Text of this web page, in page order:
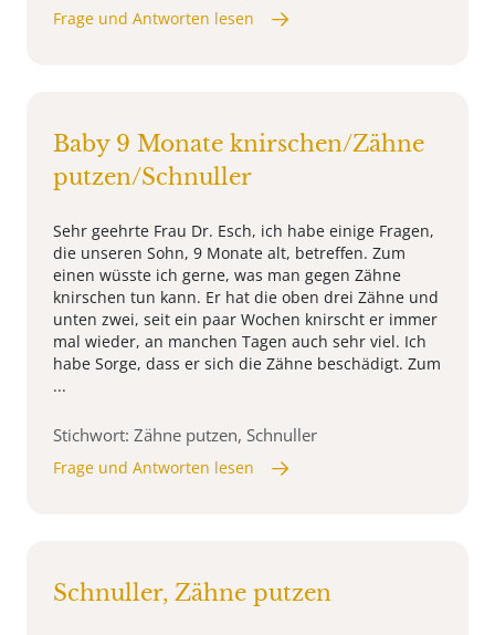
Frage und Antworten lesen
Baby 9 Monate knirschen/Zähne
putzen/Schnuller
Sehr geehrte Frau Dr. Esch, ich habe einige Fragen,
die unseren Sohn, 9 Monate alt, betreffen. Zum
einen wüsste ich gerne, was man gegen Zähne
knirschen tun kann. Er hat die oben drei Zähne und
unten zwei, seit ein paar Wochen knirscht er immer
mal wieder, an manchen Tagen auch sehr viel. Ich
habe Sorge, dass er sich die Zähne beschädigt. Zum
...
Stichwort: Zähne putzen, Schnuller
Frage und Antworten lesen
Schnuller, Zähne putzen